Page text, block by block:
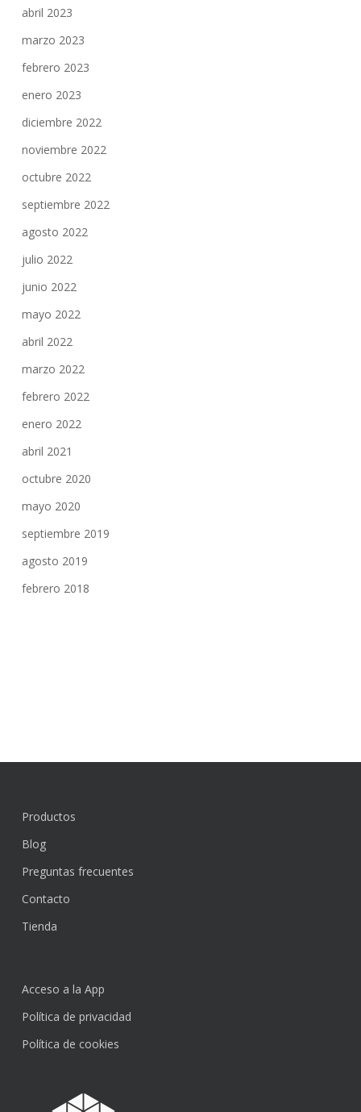
abril 2023
marzo 2023
febrero 2023
enero 2023
diciembre 2022
noviembre 2022
octubre 2022
septiembre 2022
agosto 2022
julio 2022
junio 2022
mayo 2022
abril 2022
marzo 2022
febrero 2022
enero 2022
abril 2021
octubre 2020
mayo 2020
septiembre 2019
agosto 2019
febrero 2018
Productos
Blog
Preguntas frecuentes
Contacto
Tienda
Acceso a la App
Política de privacidad
Política de cookies